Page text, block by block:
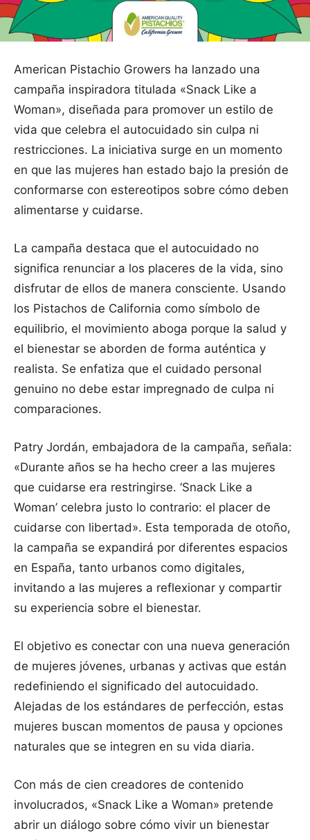
American Pistachio Growers ha lanzado una
campaña inspiradora titulada «Snack Like a
Woman», diseñada para promover un estilo de
vida que celebra el autocuidado sin culpa ni
restricciones. La iniciativa surge en un momento
en que las mujeres han estado bajo la presión de
conformarse con estereotipos sobre cómo deben
alimentarse y cuidarse.
La campaña destaca que el autocuidado no
significa renunciar a los placeres de la vida, sino
disfrutar de ellos de manera consciente. Usando
los Pistachos de California como símbolo de
equilibrio, el movimiento aboga porque la salud y
el bienestar se aborden de forma auténtica y
realista. Se enfatiza que el cuidado personal
genuino no debe estar impregnado de culpa ni
comparaciones.
Patry Jordán, embajadora de la campaña, señala:
«Durante años se ha hecho creer a las mujeres
que cuidarse era restringirse. ‘Snack Like a
Woman’ celebra justo lo contrario: el placer de
cuidarse con libertad». Esta temporada de otoño,
la campaña se expandirá por diferentes espacios
en España, tanto urbanos como digitales,
invitando a las mujeres a reflexionar y compartir
su experiencia sobre el bienestar.
El objetivo es conectar con una nueva generación
de mujeres jóvenes, urbanas y activas que están
redefiniendo el significado del autocuidado.
Alejadas de los estándares de perfección, estas
mujeres buscan momentos de pausa y opciones
naturales que se integren en su vida diaria.
Con más de cien creadores de contenido
involucrados, «Snack Like a Woman» pretende
abrir un diálogo sobre cómo vivir un bienestar